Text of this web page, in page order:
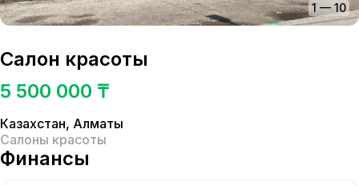
1 — 10
Салон красоты
5 500 000 ₸
Казахстан, Алматы
Салоны красоты
Финансы